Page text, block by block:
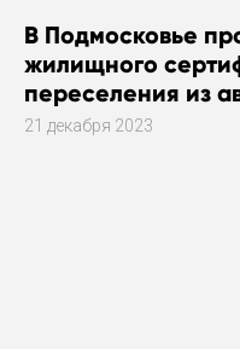
В Подмосковье
жилищного
переселения из
21 декабря 2023